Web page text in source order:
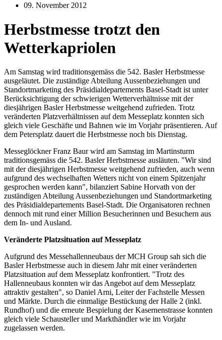
09. November 2012
Herbstmesse trotzt den
Wetterkapriolen
Am Samstag wird traditionsgemäss die 542. Basler Herbstmesse
ausgeläutet. Die zuständige Abteilung Aussenbeziehungen und
Standortmarketing des Präsidialdepartements Basel-Stadt ist unter
Berücksichtigung der schwierigen Wetterverhältnisse mit der
diesjährigen Basler Herbstmesse weitgehend zufrieden. Trotz
veränderten Platzverhältnissen auf dem Messeplatz konnten sich
gleich viele Geschäfte und Bahnen wie im Vorjahr präsentieren. Auf
dem Petersplatz dauert die Herbstmesse noch bis Dienstag.
Messeglöckner Franz Baur wird am Samstag im Martinsturm
traditionsgemäss die 542. Basler Herbstmesse ausläuten. "Wir sind
mit der diesjährigen Herbstmesse weitgehend zufrieden, auch wenn
aufgrund des wechselhaften Wetters nicht von einem Spitzenjahr
gesprochen werden kann", bilanziert Sabine Horvath von der
zuständigen Abteilung Aussenbeziehungen und Standortmarketing
des Präsidialdepartements Basel-Stadt. Die Organisatoren rechnen
dennoch mit rund einer Million Besucherinnen und Besuchern aus
dem In- und Ausland.
Veränderte Platzsituation auf Messeplatz
Aufgrund des Messehallenneubaus der MCH Group sah sich die
Basler Herbstmesse auch in diesem Jahr mit einer veränderten
Platzsituation auf dem Messeplatz konfrontiert. "Trotz des
Hallenneubaus konnten wir das Angebot auf dem Messeplatz
attraktiv gestalten", so Daniel Arni, Leiter der Fachstelle Messen
und Märkte. Durch die einmalige Bestückung der Halle 2 (inkl.
Rundhof) und die erneute Bespielung der Kasernenstrasse konnten
gleich viele Schausteller und Markthändler wie im Vorjahr
zugelassen werden.